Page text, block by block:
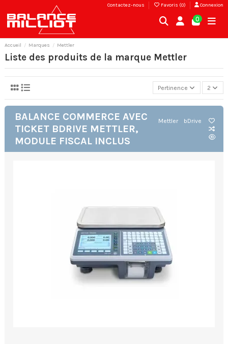
Contactez-nous Favoris (0) Connexion
0
Accueil Marques Mettler
Liste des produits de la marque Mettler
Pertinence 2
BALANCE COMMERCE AVEC
TICKET BDRIVE METTLER,
MODULE FISCAL INCLUS
Mettler bDrive